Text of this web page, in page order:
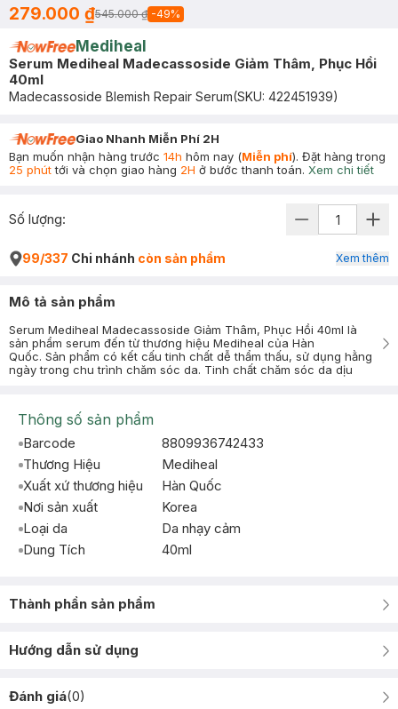
279.000 ₫545.000 ₫ -49%
Mediheal
Serum Mediheal Madecassoside Giảm Thâm, Phục Hồi
40ml
Madecassoside Blemish Repair Serum(SKU: 422451939)
Giao Nhanh Miễn Phí 2H
Bạn muốn nhận hàng trước 14h hôm nay (Miễn phí). Đặt hàng trong
25 phúttới và chọn giao hàng 2H ở bước thanh toán. Xem chi tiết
Số lượng:
99/337 Chi nhánh còn sản phẩm Xem thêm
Mô tả sản phẩm
Serum Mediheal Madecassoside Giảm Thâm, Phục Hồi 40ml là
sản phẩm serum đến từ thương hiệu Mediheal của Hàn
Quốc. Sản phẩm có kết cấu tinh chất dễ thẩm thấu, sử dụng hằng
ngày trong chu trình chăm sóc da. Tinh chất chăm sóc da dịu
Thông số sản phẩm
Barcode
8809936742433
Thương Hiệu
Mediheal
Xuất xứ thương hiệu
Hàn Quốc
Nơi sản xuất
Korea
Loại da
Da nhạy cảm
Dung Tích
40ml
Thành phần sản phẩm
Hướng dẫn sử dụng
Đánh giá(0)